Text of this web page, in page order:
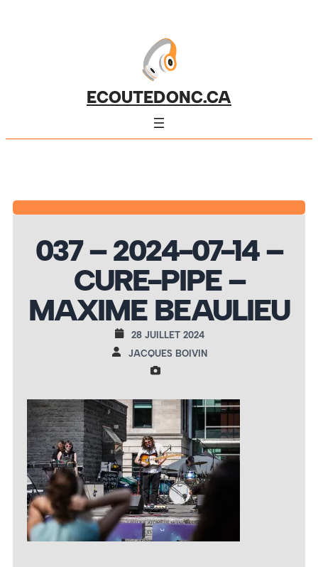
ECOUTEDONC.CA
037 – 2024-07-14 –
CURE-PIPE –
MAXIME BEAULIEU
28 JUILLET 2024
JACQUES BOIVIN